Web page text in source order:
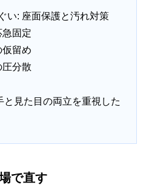
い: 座面保護と汚れ対策
固定
仮留め
分散
見た目の両立を重視した
で直す